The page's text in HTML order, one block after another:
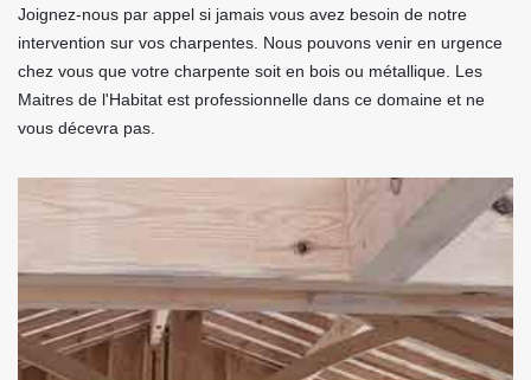
Joignez-nous par appel si jamais vous avez besoin de notre
intervention sur vos charpentes. Nous pouvons venir en urgence
chez vous que votre charpente soit en bois ou métallique. Les
Maitres de l'Habitat est professionnelle dans ce domaine et ne
vous décevra pas.